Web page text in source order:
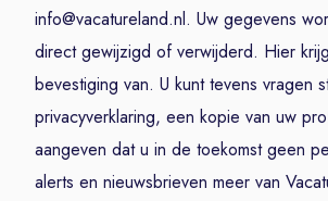
info@vacatureland.nl. Uw gegevens
direct gewijzigd of verwijderd. Hier
bevestiging van. U kunt tevens vragen
privacyverklaring, een kopie van uw
aangeven dat u in de toekomst geen
alerts en nieuwsbrieven meer van